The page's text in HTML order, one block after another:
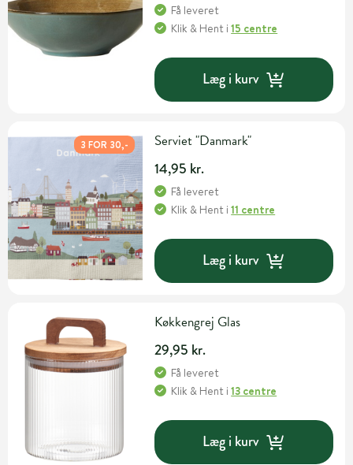
Få leveret
Klik & Hent i15 centre
Læg i kurv
3 FOR 30,- Serviet "Danmark"
14,95 kr.
Få leveret
Klik & Hent i11 centre
Læg i kurv
Køkkengrej Glas
29,95 kr.
Få leveret
Klik & Hent i13 centre
Læg i kurv